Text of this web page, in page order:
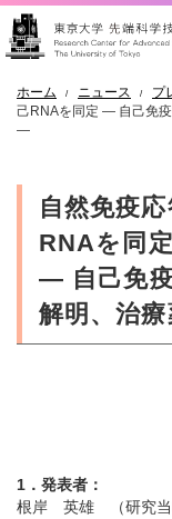
ホーム ニュース プ
己RNAを同定 — 自己免
—
自然免疫
RNAを同定
— 自己免
解明、治
1．発表者：
根岸 英雄
（研究